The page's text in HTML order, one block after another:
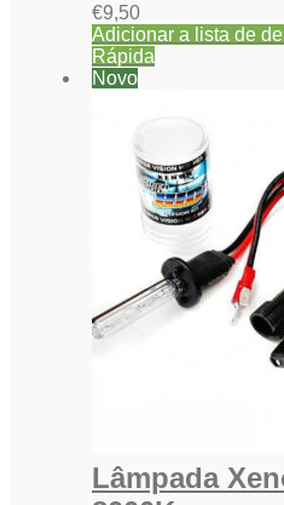
€9,50
Adicionar a lista de
Rápida
Novo
Lâmpada